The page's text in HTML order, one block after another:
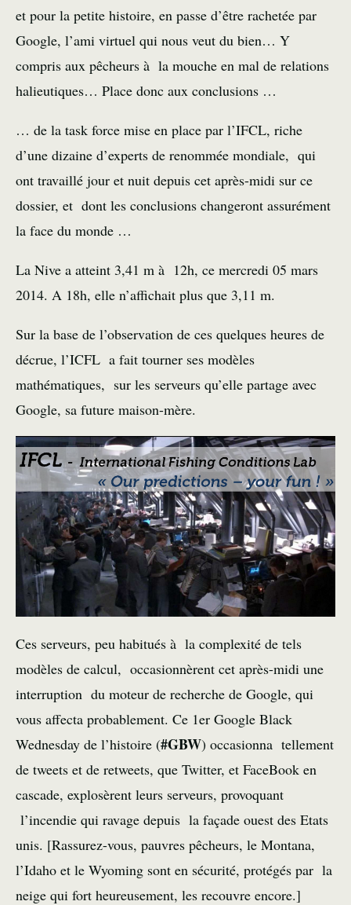
et pour la petite histoire, en passe d’être rachetée par
Google, l’ami virtuel qui nous veut du bien… Y
compris aux pêcheurs à la mouche en mal de relations
halieutiques… Place donc aux conclusions …
… de la task force mise en place par l’IFCL, riche
d’une dizaine d’experts de renommée mondiale, qui
ont travaillé jour et nuit depuis cet après-midi sur ce
dossier, et dont les conclusions changeront assurément
la face du monde …
La Nive a atteint 3,41 m à 12h, ce mercredi 05 mars
2014. A 18h, elle n’affichait plus que 3,11 m.
Sur la base de l’observation de ces quelques heures de
décrue, l’ICFL a fait tourner ses modèles
mathématiques, sur les serveurs qu’elle partage avec
Google, sa future maison-mère.
Ces serveurs, peu habitués à la complexité de tels
modèles de calcul, occasionnèrent cet après-midi une
interruption du moteur de recherche de Google, qui
vous affecta probablement. Ce 1er Google Black
Wednesday de l’histoire (#GBW) occasionna tellement
de tweets et de retweets, que Twitter, et FaceBook en
cascade, explosèrent leurs serveurs, provoquant
l’incendie qui ravage depuis la façade ouest des Etats
unis. [Rassurez-vous, pauvres pêcheurs, le Montana,
l’Idaho et le Wyoming sont en sécurité, protégés par la
neige qui fort heureusement, les recouvre encore.]